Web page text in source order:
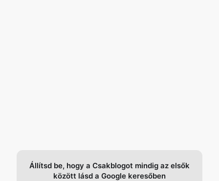
Állítsd be, hogy a Csakblogot mindig az elsők
között lásd a Google keresőben